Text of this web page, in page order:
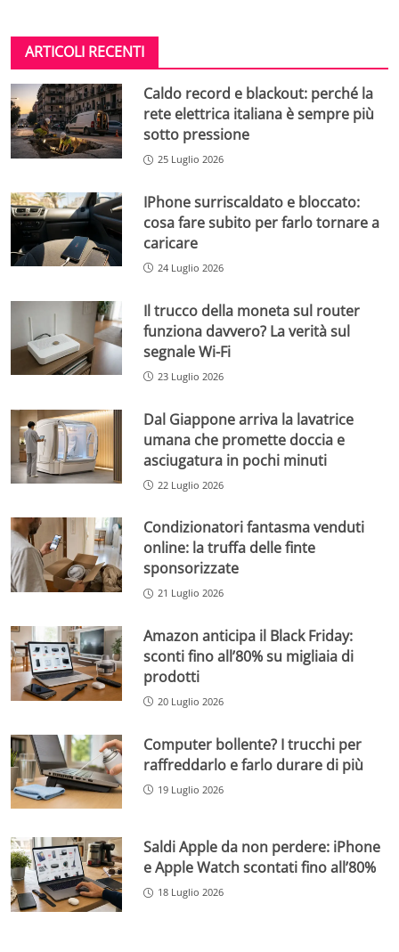
ARTICOLI RECENTI
Caldo record e blackout: perché la
rete elettrica italiana è sempre più
sotto pressione
25 Luglio 2026
IPhone surriscaldato e bloccato:
cosa fare subito per farlo tornare a
caricare
24 Luglio 2026
Il trucco della moneta sul router
funziona davvero? La verità sul
segnale Wi-Fi
23 Luglio 2026
Dal Giappone arriva la lavatrice
umana che promette doccia e
asciugatura in pochi minuti
22 Luglio 2026
Condizionatori fantasma venduti
online: la truffa delle finte
sponsorizzate
21 Luglio 2026
Amazon anticipa il Black Friday:
sconti fino all’80% su migliaia di
prodotti
20 Luglio 2026
Computer bollente? I trucchi per
raffreddarlo e farlo durare di più
19 Luglio 2026
Saldi Apple da non perdere: iPhone
e Apple Watch scontati fino all’80%
18 Luglio 2026